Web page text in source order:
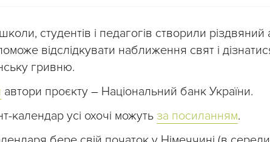
студентів і педагогів створили різдвяний
відслідкувати наближення свят і
гривню.
автори проєкту – Національний банк України.
календар усі охочі можуть за посиланням.